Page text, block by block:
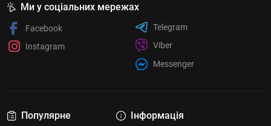
Популярне Інформація
Ми у соціальних мережах
Facebook
Instagram
Telegram
Viber
Messenger